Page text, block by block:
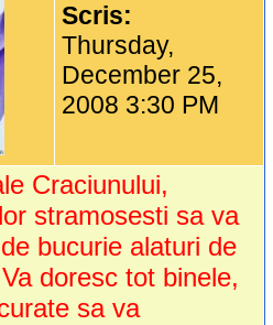
Scris:
Thursday,
December 25,
2008 3:30 PM
Craciunului,
stramosesti sa va
bucurie alaturi de
doresc tot binele,
sa va